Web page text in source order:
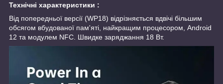
Технічні характеристики :
Від попередньої версії (WP18) відрізняється вдвічі більшим
обсягом вбудованої пам'яті, найкращим процесором, Android
12 та модулем NFC. Швидке заряджання 18 Вт.